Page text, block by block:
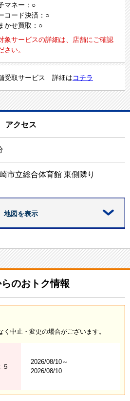
マネー：○
コード決済：○
かせ買取：○
象サービスの詳細は、店舗にご確認
さい。
受取サービス 詳細はコチラ
アクセス
市立総合体育館 東側隣り
地図を表示
のおトク情報
中止・変更の場合がございます。
2026/08/10～
2026/08/10